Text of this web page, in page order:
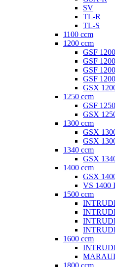
SV
TL-R
TL-S
1100 ccm
1200 ccm
GSF
GSF
GSF
GSF
GSX
1250 ccm
GSF
GSX
1300 ccm
GSX
GSX
1340 ccm
GSX
1400 ccm
GSX
VS 1400
1500 ccm
1600 ccm
1800 ccm